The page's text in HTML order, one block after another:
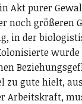
Akt purer
noch größeren
in der
zu gute hielt,
Arbeitskraft,